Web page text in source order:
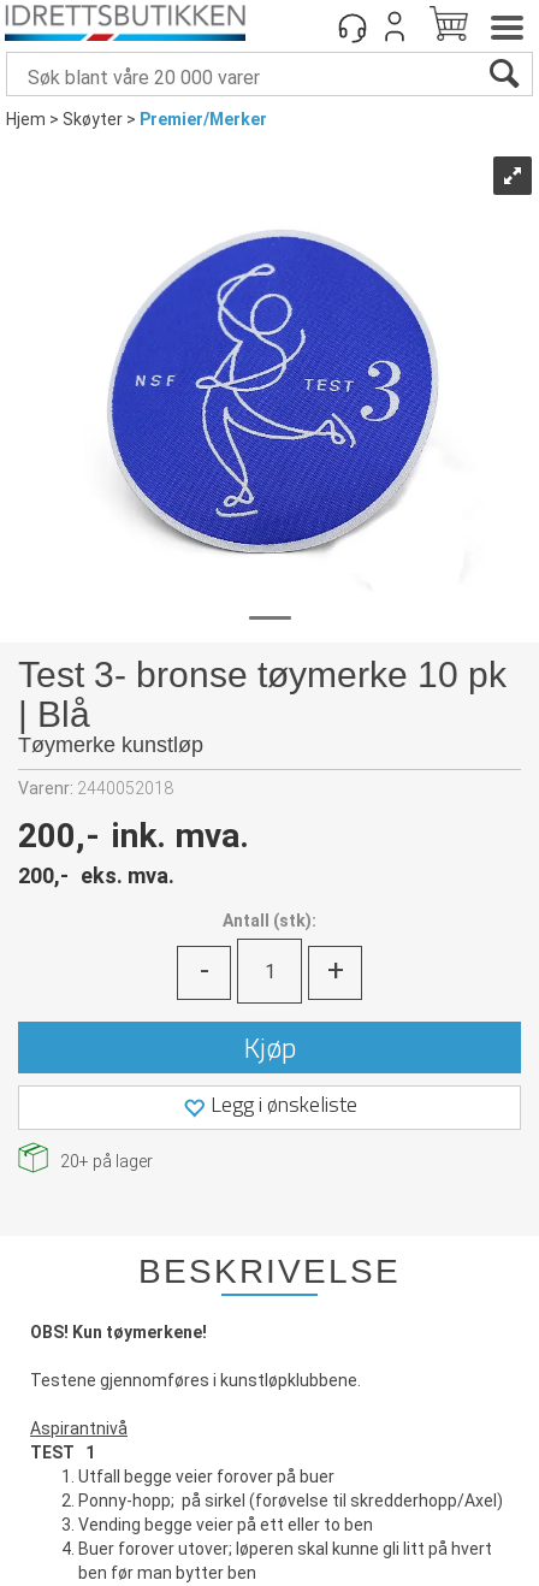
Hjem>Skøyter> Premier/Merker
Test 3- bronse tøymerke 10 pk
| Blå
Tøymerke kunstløp
Varenr: 2440052018
200,- ink. mva.
200,- eks. mva.
Antall (stk):
- +
Kjøp
Legg i ønskeliste
20+ på lager
BESKRIVELSE
OBS! Kun tøymerkene!
Testene gjennomføres i kunstløpklubbene.
Aspirantnivå
TEST 1
Utfall begge veier forover på buer
Ponny-hopp; på sirkel (forøvelse til skredderhopp/Axel)
Vending begge veier på ett eller to ben
Buer forover utover; løperen skal kunne gli litt på hvert
ben før man bytter ben